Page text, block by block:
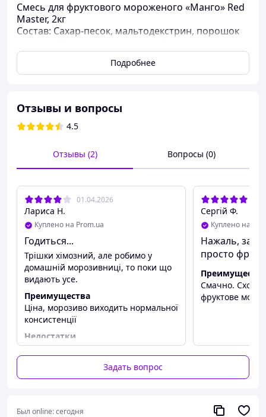
Смесь для фруктового мороженого «Манго» Red
Master, 2кг
Состав: Сахар-песок, мальтодекстрин, порошок
(гуаровая камедь, ксантановая камедь,
карбоксиметилцеллюлоза), лимонная кислота,
ароматизатор «Манго», краситель натуральный
1кг смеси растворить в 2л воды (рекомендуемая
температура 30-35 С), хорошо перемешать, дать
настояться в течение 20-30 мин. Процедить.
Подробнее
Отзывы и вопросы
4.5
Отзывы (2) Вопросы (0)
01.04.2026
Лариса Н.
Куплено на Prom.ua
Годиться...
Трішки хімозний, але робимо у
домашній морозивниці, то поки що
видають усе.
Преимущества
Ціна, морозиво виходить нормальної
консистенції
Недостатки
Є присмак чи то желатину чи ще
чогось...
Сергій Ф.
Куплено на
Нажаль,
просто
Преимущества
Смачно. Схоже
фруктове
Задать вопрос
Был online:сегодня